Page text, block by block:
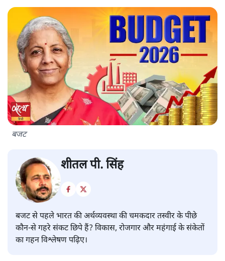
बजट
शीतल पी. सिंह
बजट से पहले भारत की अर्थव्यवस्था की चमकदार तस्वीर के पीछे
कौन-से गहरे संकट छिपे हैं? विकास, रोजगार और महंगाई के संकेतों
का गहन विश्लेषण पढ़िए।